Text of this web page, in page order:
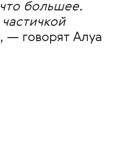
большее.
, — говорят Алуа